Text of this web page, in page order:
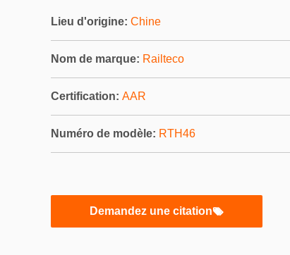
Lieu d'origine: Chine
Nom de marque: Railteco
Certification: AAR
Numéro de modèle: RTH46
Demandez une citation